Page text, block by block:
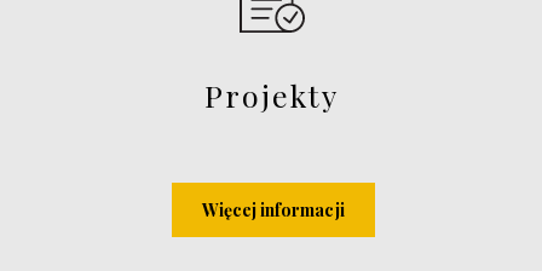
Projekty
Więcej informacji